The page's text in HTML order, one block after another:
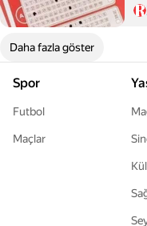
Daha fazla göster
Spor
Futbol
Maçlar